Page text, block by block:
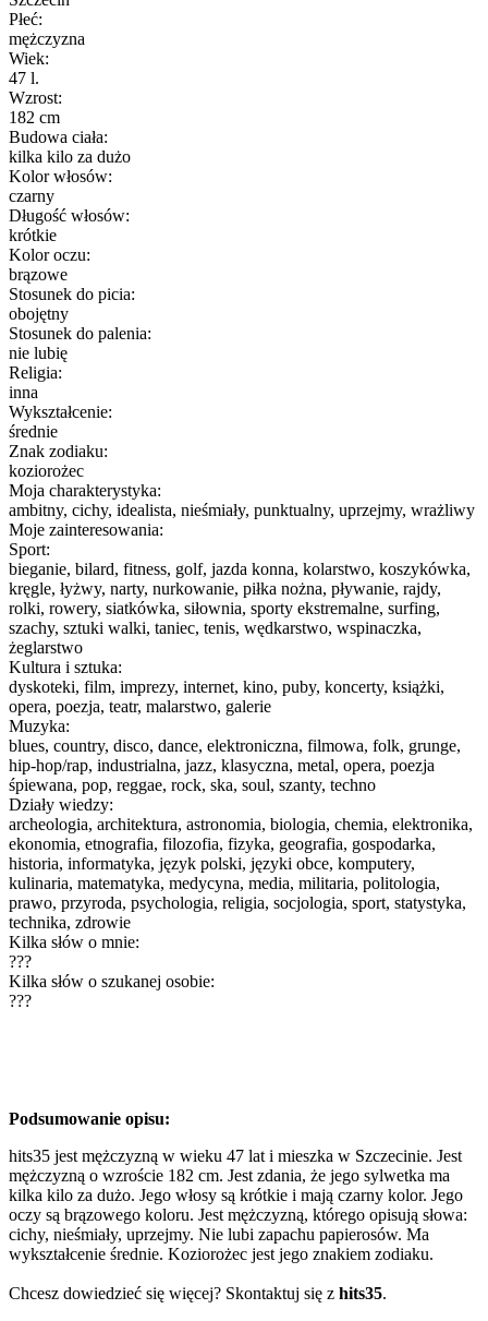
Płeć:
mężczyzna
Wiek:
47 l.
Wzrost:
182 cm
Budowa ciała:
kilka kilo za dużo
Kolor włosów:
czarny
Długość włosów:
krótkie
Kolor oczu:
brązowe
Stosunek do picia:
obojętny
Stosunek do palenia:
nie lubię
Religia:
inna
Wykształcenie:
średnie
Znak zodiaku:
koziorożec
Moja charakterystyka:
ambitny, cichy, idealista, nieśmiały, punktualny, uprzejmy, wrażliwy
Moje zainteresowania:
Sport:
bieganie, bilard, fitness, golf, jazda konna, kolarstwo, koszykówka,
kręgle, łyżwy, narty, nurkowanie, piłka nożna, pływanie, rajdy,
rolki, rowery, siatkówka, siłownia, sporty ekstremalne, surfing,
szachy, sztuki walki, taniec, tenis, wędkarstwo, wspinaczka,
żeglarstwo
Kultura i sztuka:
dyskoteki, film, imprezy, internet, kino, puby, koncerty, książki,
opera, poezja, teatr, malarstwo, galerie
Muzyka:
blues, country, disco, dance, elektroniczna, filmowa, folk, grunge,
hip-hop/rap, industrialna, jazz, klasyczna, metal, opera, poezja
śpiewana, pop, reggae, rock, ska, soul, szanty, techno
Działy wiedzy:
archeologia, architektura, astronomia, biologia, chemia, elektronika,
ekonomia, etnografia, filozofia, fizyka, geografia, gospodarka,
historia, informatyka, język polski, języki obce, komputery,
kulinaria, matematyka, medycyna, media, militaria, politologia,
prawo, przyroda, psychologia, religia, socjologia, sport, statystyka,
technika, zdrowie
Kilka słów o mnie:
???
Kilka słów o szukanej osobie:
???
Podsumowanie opisu:
hits35 jest mężczyzną w wieku 47 lat i mieszka w Szczecinie. Jest
mężczyzną o wzroście 182 cm. Jest zdania, że jego sylwetka ma
kilka kilo za dużo. Jego włosy są krótkie i mają czarny kolor. Jego
oczy są brązowego koloru. Jest mężczyzną, którego opisują słowa:
cichy, nieśmiały, uprzejmy. Nie lubi zapachu papierosów. Ma
wykształcenie średnie. Koziorożec jest jego znakiem zodiaku.
Chcesz dowiedzieć się więcej? Skontaktuj się z hits35.